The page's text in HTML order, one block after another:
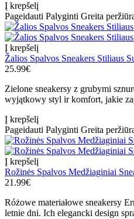
Į krepšelį
Pageidauti Palyginti Greita
Į krepšelį
Žalios Spalvos Sneakers Stiliaus
25.99€
Zielone sneakersy z grubymi
wyjątkowy styl ir komfort, jakie
Į krepšelį
Pageidauti Palyginti Greita
Į krepšelį
Rožinės Spalvos Medžiaginiai
21.99€
Różowe materiałowe sneakersy
letnie dni. Ich elegancki design